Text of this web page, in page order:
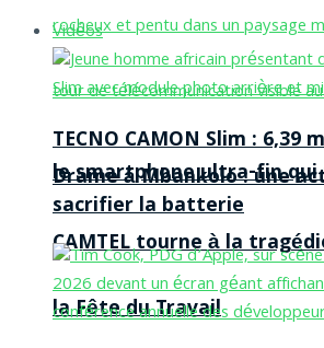
Drame à Mbankolo : une
CAMTEL tourne à la
la Fête du Travail
Vidéos
TECNO CAMON Slim : 6,39
le smartphone ultra-fin qui
sacrifier la batterie